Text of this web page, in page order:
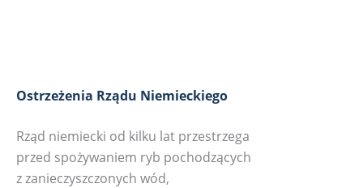
Ostrzeżenia Rządu Niemieckiego
Rząd niemiecki od kilku lat przestrzega
przed spożywaniem ryb pochodzących
z zanieczyszczonych wód,